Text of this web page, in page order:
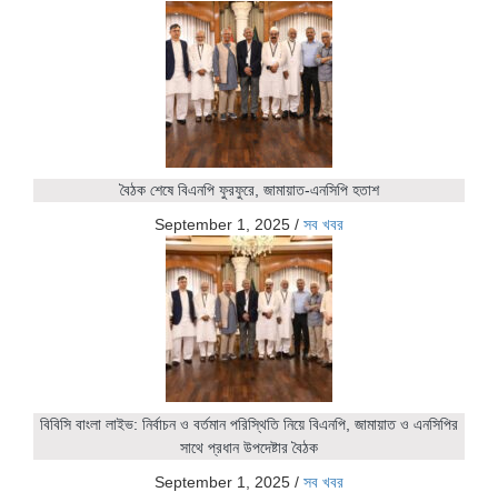
বৈঠক শেষে বিএনপি ফুরফুরে, জামায়াত-এনসিপি হতাশ
September 1, 2025 / সব খবর
বিবিসি বাংলা লাইভ: নির্বাচন ও বর্তমান পরিস্থিতি নিয়ে বিএনপি, জামায়াত ও এনসিপির
সাথে প্রধান উপদেষ্টার বৈঠক
September 1, 2025 / সব খবর